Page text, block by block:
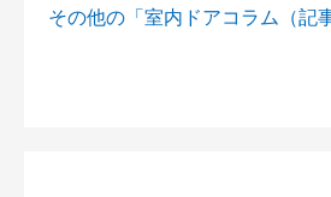
その他の「室内ドアコラム（記